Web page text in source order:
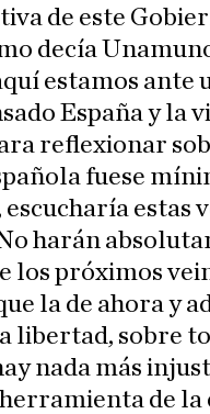
de este
decía
estamos ante
España y la
reflexionar
fuese
estas
harán
los próximos
la de ahora y
libertad, sobre
nada más
de la